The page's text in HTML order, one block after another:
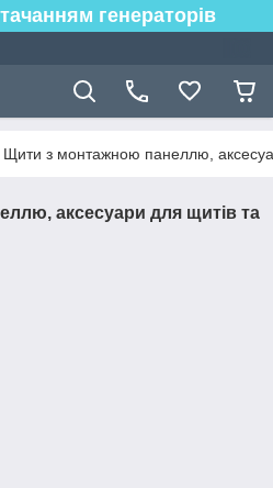
генераторів
Щити з монтажною панеллю,
аксесуари для щитів та